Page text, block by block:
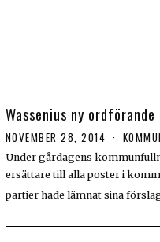
Wassenius ny ordförande
NOVEMBER 28, 2014
Under gårdagens
ersättare till alla poster i
partier hade lämnat sina